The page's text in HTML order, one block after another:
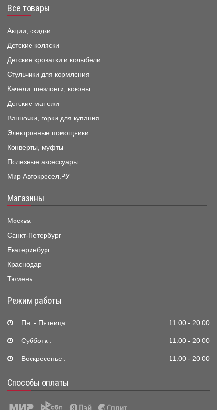
Все товары
Акции, скидки
Детские коляски
Детские кроватки и колыбели
Стульчики для кормления
Качели, шезлонги, коконы
Детские манежи
Ванночки, горки для купания
Электронные помощники
Конверты, муфты
Полезные аксессуары
Мир Автокресел.РУ
Магазины
Москва
Санкт-Петербург
Екатеринбург
Краснодар
Тюмень
Режим работы
Пн. - Пятница : 11:00 - 20:00
Суббота : 11:00 - 20:00
Воскресенье : 11:00 - 20:00
Способы оплаты